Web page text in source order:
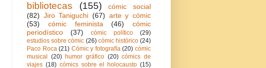
bibliotecas
(155)
cómic social
(82) Jiro Taniguchi (67) arte y cómic
(53)
cómic feminista (46)
cómic
periodístico
(37) cómic político
(29)
estudios sobre cómic (26) cómic histórico (24)
Paco Roca (21) Cómic y fotografía (20) cómic
musical
(20) humor gráfico (20) cómics de
viajes (18) cómics sobre el holocausto (15)